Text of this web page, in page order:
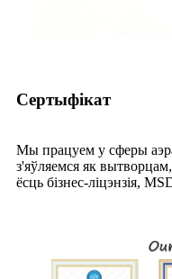
Сертыфікат
Мы працуем у сферы
з'яўляемся як
ёсць бізнес-ліцэнзія,